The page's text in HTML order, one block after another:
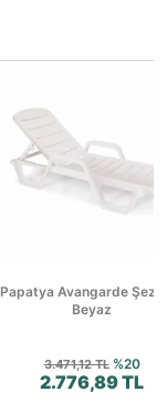
Papatya Avangarde
Beyaz
3.471,12 TL %20
2.776,89 TL